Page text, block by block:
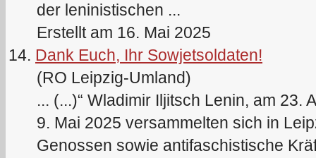
der leninistischen ...
Erstellt am 16. Mai 2025
14. Dank Euch, Ihr Sowjetsoldaten!
(RO Leipzig-Umland)
... (...)“ Wladimir Iljitsch Lenin, am 23.
9. Mai 2025 versammelten sich in
Genossen sowie antifaschistische